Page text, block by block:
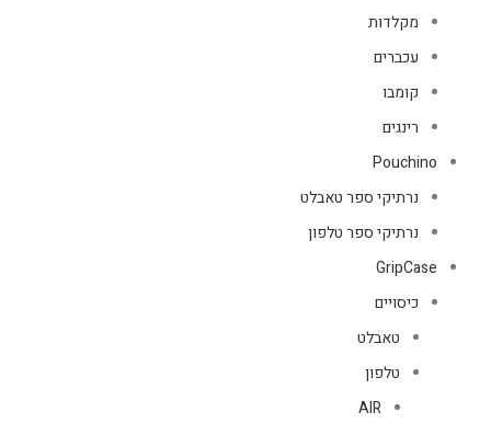
מקלדות
עכברים
קומבו
רינגים
Pouchino
נרתיקי ספר טאבלט
נרתיקי ספר טלפון
GripCase
כיסויים
טאבלט
טלפון
AIR